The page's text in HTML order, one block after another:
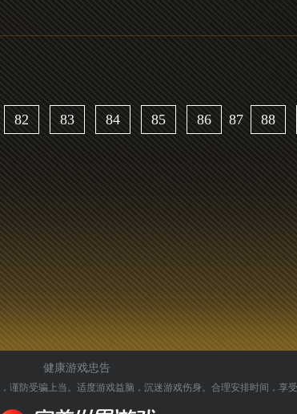
82 83 84 85 86 87 88
健康游戏忠告
谨防受骗上当。 适度游戏益脑，沉迷游戏伤身。合理安排时间，享受